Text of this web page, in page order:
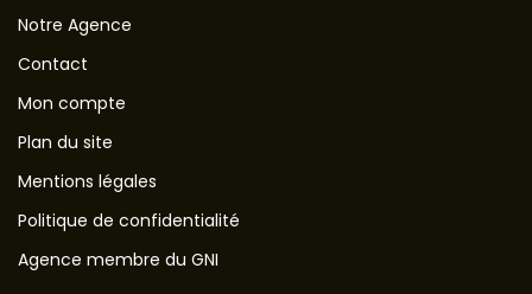
Notre Agence
Contact
Mon compte
Plan du site
Mentions légales
Politique de confidentialité
Agence membre du GNI